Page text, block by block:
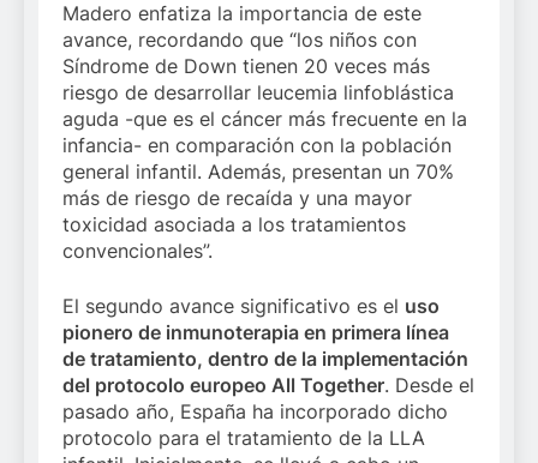
Madero enfatiza la importancia de este
avance, recordando que “los niños con
Síndrome de Down tienen 20 veces más
riesgo de desarrollar leucemia linfoblástica
aguda -que es el cáncer más frecuente en la
infancia- en comparación con la población
general infantil. Además, presentan un 70%
más de riesgo de recaída y una mayor
toxicidad asociada a los tratamientos
convencionales”.
El segundo avance significativo es el uso
pionero de inmunoterapia en primera línea
de tratamiento, dentro de la implementación
del protocolo europeo All Together. Desde el
pasado año, España ha incorporado dicho
protocolo para el tratamiento de la LLA